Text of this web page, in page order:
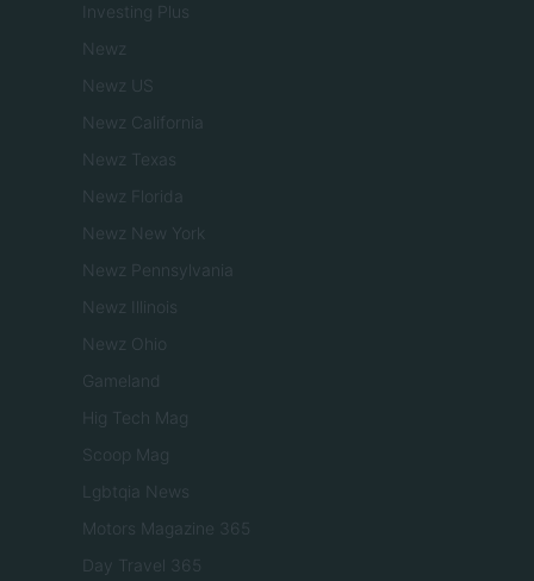
Investing Plus
Newz
Newz US
Newz California
Newz Texas
Newz Florida
Newz New York
Newz Pennsylvania
Newz Illinois
Newz Ohio
Gameland
Hig Tech Mag
Scoop Mag
Lgbtqia News
Motors Magazine 365
Day Travel 365